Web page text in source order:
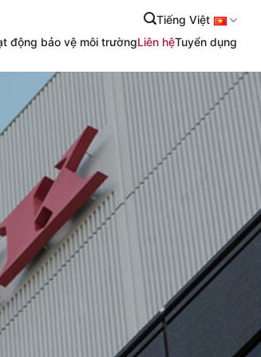
Tiếng Việt
động bảo vệ môi trườngLiên hệTuyển dụng